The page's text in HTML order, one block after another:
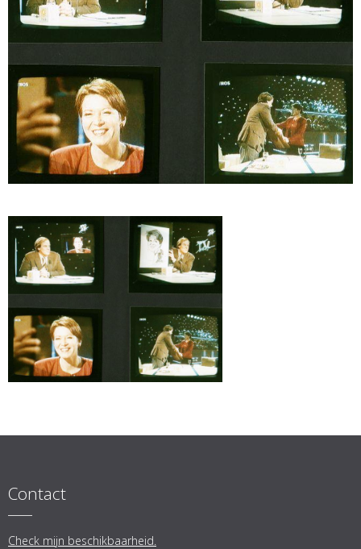
Contact
Check mijn beschikbaarheid.